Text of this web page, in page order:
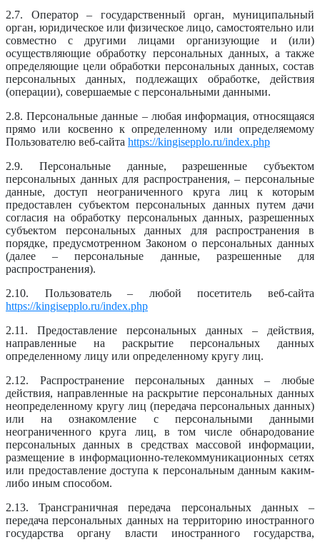
2.7. Оператор – государственный орган, муниципальный
орган, юридическое или физическое лицо, самостоятельно или
совместно с другими лицами организующие и (или)
осуществляющие обработку персональных данных, а также
определяющие цели обработки персональных данных, состав
персональных данных, подлежащих обработке, действия
(операции), совершаемые с персональными данными.
2.8. Персональные данные – любая информация, относящаяся
прямо или косвенно к определенному или определяемому
Пользователю веб-сайта https://kingisepplo.ru/index.php
2.9. Персональные данные, разрешенные субъектом
персональных данных для распространения, – персональные
данные, доступ неограниченного круга лиц к которым
предоставлен субъектом персональных данных путем дачи
согласия на обработку персональных данных, разрешенных
субъектом персональных данных для распространения в
порядке, предусмотренном Законом о персональных данных
(далее – персональные данные, разрешенные для
распространения).
2.10. Пользователь – любой посетитель веб-сайта
https://kingisepplo.ru/index.php
2.11. Предоставление персональных данных – действия,
направленные на раскрытие персональных данных
определенному лицу или определенному кругу лиц.
2.12. Распространение персональных данных – любые
действия, направленные на раскрытие персональных данных
неопределенному кругу лиц (передача персональных данных)
или на ознакомление с персональными данными
неограниченного круга лиц, в том числе обнародование
персональных данных в средствах массовой информации,
размещение в информационно-телекоммуникационных сетях
или предоставление доступа к персональным данным каким-
либо иным способом.
2.13. Трансграничная передача персональных данных –
передача персональных данных на территорию иностранного
государства органу власти иностранного государства,